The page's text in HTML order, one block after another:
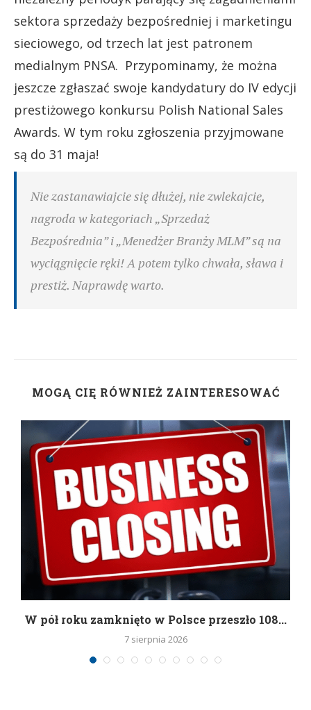
sektora sprzedaży bezpośredniej i marketingu
sieciowego, od trzech lat jest patronem
medialnym PNSA. Przypominamy, że można
jeszcze zgłaszać swoje kandydatury do IV edycji
prestiżowego konkursu Polish National Sales
Awards. W tym roku zgłoszenia przyjmowane
są do 31 maja!
Nie zastanawiajcie się dłużej, nie zwlekajcie,
nagroda w kategoriach „Sprzedaż
Bezpośrednia” i „Menedżer Branży MLM” są na
wyciągnięcie ręki! A potem tylko chwała, sława i
prestiż. Naprawdę warto.
MOGĄ CIĘ RÓWNIEŻ ZAINTERESOWAĆ
W pół roku zamknięto w Polsce przeszło 108...
7 sierpnia 2026